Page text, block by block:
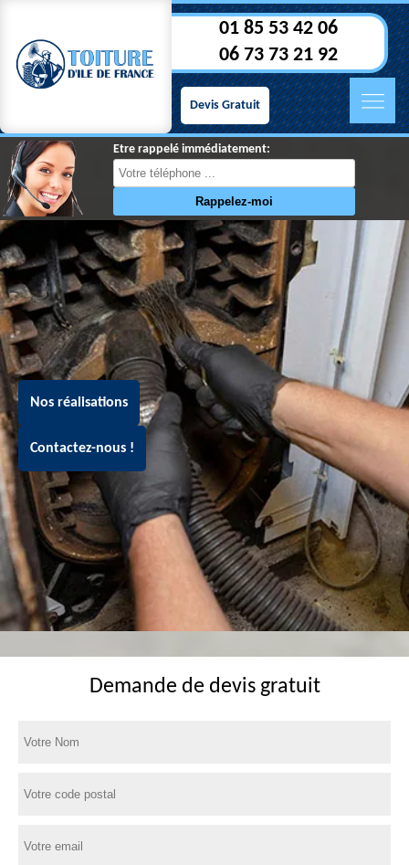
01 85 53 42 06
06 73 73 21 92
Devis Gratuit
Etre rappelé immédiatement:
Nos réalisations
Contactez-nous !
Demande de devis gratuit